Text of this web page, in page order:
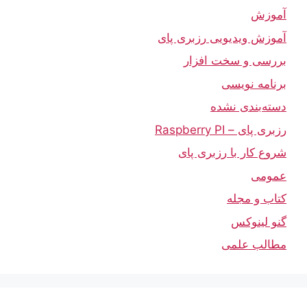
آموزش
آموزش ویدیویی رزبری پای
بررسی و سخت افزار
برنامه نویسی
دسته‌بندی نشده
رزبری پای – Raspberry PI
شروع کار با رزبری پای
عمومی
کتاب و مجله
گنو لینوکس
مطالب علمی